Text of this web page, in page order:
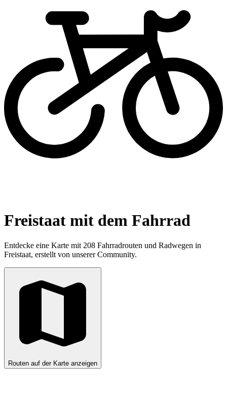
Freistaat mit dem Fahrrad
Entdecke eine Karte mit 208 Fahrradrouten und Radwegen in
Freistaat, erstellt von unserer Community.
Routen auf der Karte anzeigen